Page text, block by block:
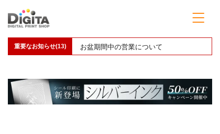
重要なお知らせ(13) お盆期間中の営業について